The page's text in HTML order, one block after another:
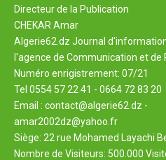
Directeur de la Publication
CHEKAR Amar
Algerie62.dz Journal
l'agence de Communication et de
Numéro enrigistrement: 07/21
Tel 0554 57 22 41 - 0664 72 83 20
Email : contact@algerie62.dz -
amar2002dz@yahoo.fr
Siège: 22 rue Mohamed Layachi
Nombre de Visiteurs: 500.000